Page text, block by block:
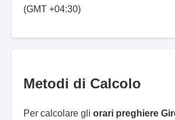
(GMT +04:30)
Metodi di Calcolo
Per calcolare gli orari preghiere